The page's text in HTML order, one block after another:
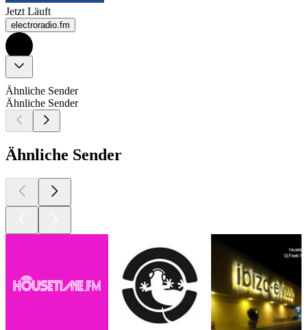
Jetzt Läuft
electroradio.fm
Ähnliche Sender
Ähnliche Sender
Ähnliche Sender